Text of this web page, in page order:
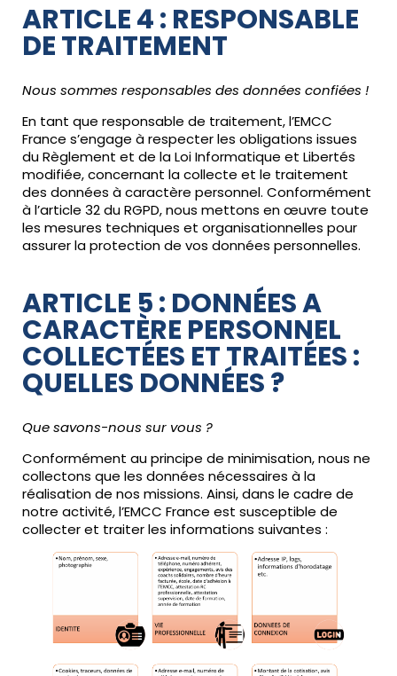
ARTICLE 4 : RESPONSABLE
DE TRAITEMENT
Nous sommes responsables des données confiées !
En tant que responsable de traitement, l’EMCC
France s’engage à respecter les obligations issues
du Règlement et de la Loi Informatique et Libertés
modifiée, concernant la collecte et le traitement
des données à caractère personnel. Conformément
à l’article 32 du RGPD, nous mettons en œuvre toute
les mesures techniques et organisationnelles pour
assurer la protection de vos données personnelles.
ARTICLE 5 : DONNÉES A
CARACTÈRE PERSONNEL
COLLECTÉES ET TRAITÉES :
QUELLES DONNÉES ?
Que savons-nous sur vous ?
Conformément au principe de minimisation, nous ne
collectons que les données nécessaires à la
réalisation de nos missions. Ainsi, dans le cadre de
notre activité, l’EMCC France est susceptible de
collecter et traiter les informations suivantes :